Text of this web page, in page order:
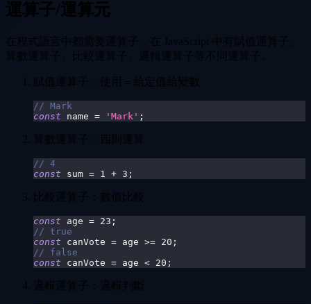
運算子/運算元
在程式語言中都需要運算子，在 JavaScript 中有賦值運算子、
算數運算子、比較運算子、邏輯運算子等不同運算子。
賦值運算子：使用 = 給定值給變數
// Mark
const name = 'Mark' ;
算數運算子：四則運算
// 4
const sum = 1 + 3 ;
比較運算子：數值比較
const age = 23 ;
// true
const canVote = age >= 20 ;
// false
const canVote = age < 20 ;
邏輯運算子：邏輯判斷